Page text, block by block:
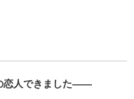
恋人できました――